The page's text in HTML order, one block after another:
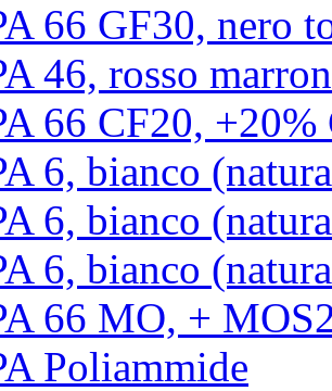
66 GF30, nero
46, rosso
66 CF20,
6, bianco
6, bianco
6, bianco
66 MO, +
Poliammide